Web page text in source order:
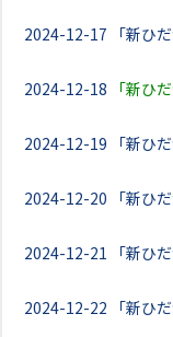
2024-12-17 「新ひ
2024-12-18 「新ひ
2024-12-19 「新ひ
2024-12-20 「新ひ
2024-12-21 「新ひ
2024-12-22 「新ひ